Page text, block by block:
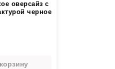
оверсайз с
черное